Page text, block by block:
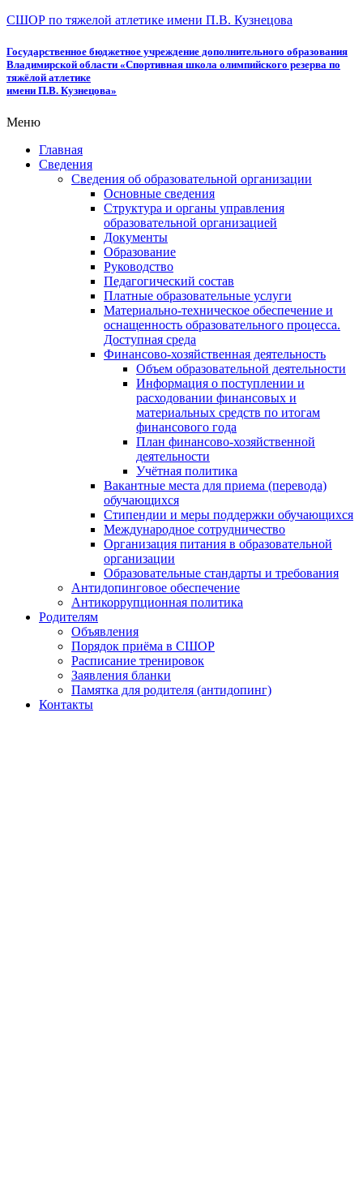
СШОР по тяжелой атлетике имени П.В. Кузнецова
Государственное бюджетное учреждение дополнительного образования
Владимирской области «Спортивная школа олимпийского резерва по
тяжёлой атлетике
имени П.В. Кузнецова»
Меню
Главная
Сведения
Сведения об образовательной организации
Основные сведения
Структура и органы управления
образовательной организацией
Документы
Образование
Руководство
Педагогический состав
Платные образовательные услуги
Материально-техническое обеспечение и
оснащенность образовательного процесса.
Доступная среда
Финансово-хозяйственная деятельность
Объем образовательной деятельности
Информация о поступлении и
расходовании финансовых и
материальных средств по итогам
финансового года
План финансово-хозяйственной
деятельности
Учётная политика
Вакантные места для приема (перевода)
обучающихся
Стипендии и меры поддержки обучающихся
Международное сотрудничество
Организация питания в образовательной
организации
Образовательные стандарты и требования
Антидопинговое обеспечение
Антикоррупционная политика
Родителям
Объявления
Порядок приёма в СШОР
Расписание тренировок
Заявления бланки
Памятка для родителя (антидопинг)
Контакты